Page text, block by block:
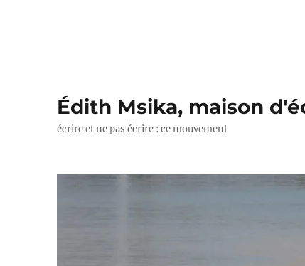
Édith Msika, maison
écrire et ne pas écrire : ce mouvement